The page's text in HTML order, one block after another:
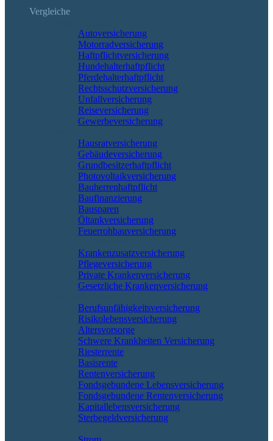
Vergleiche
Autoversicherung
Motorradversicherung
Haftpflichtversicherung
Hundehalterhaftpflicht
Pferdehalterhaftpflicht
Rechtsschutzversicherung
Unfallversicherung
Reiseversicherung
Gewerbeversicherung
Hausratversicherung
Gebäudeversicherung
Grundbesitzerhaftpflicht
Photovoltaikversicherung
Bauherrenhaftpflicht
Baufinanzierung
Bausparen
Öltankversicherung
Feuerrohbauversicherung
Krankenzusatzversicherung
Pflegeversicherung
Private Krankenversicherung
Gesetzliche Krankenversicherung
Berufs­unfähigkeitsversicherung
Risikolebensversicherung
Altersvorsorge
Schwere Krankheiten Versicherung
Riesterrente
Basisrente
Rentenversicherung
Fondsgebundene Lebensversicherung
Fondsgebundene Rentenversicherung
Kapitallebensversicherung
Sterbegeldversicherung